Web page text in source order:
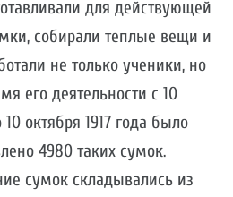
для действующей
собирали теплые вещи и
не только ученики, но
его деятельности с 10
10 октября 1917 года было
4980 таких сумок.
сумок складывались из